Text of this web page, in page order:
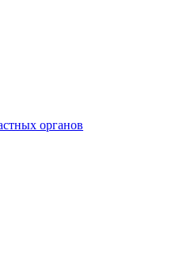
органов